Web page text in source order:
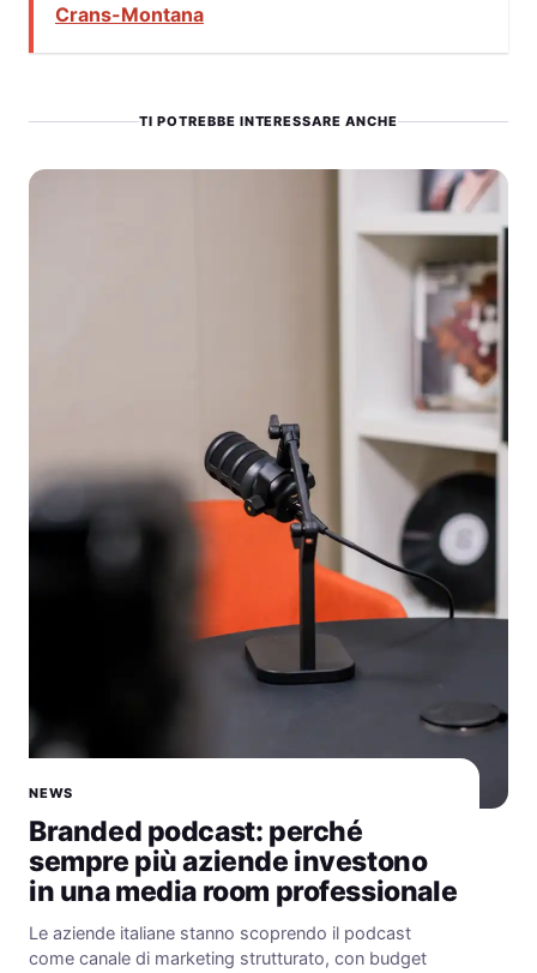
Crans-Montana
TI POTREBBE INTERESSARE ANCHE
NEWS
Branded podcast: perché
sempre più aziende investono
in una media room professionale
Le aziende italiane stanno scoprendo il podcast
come canale di marketing strutturato, con budget